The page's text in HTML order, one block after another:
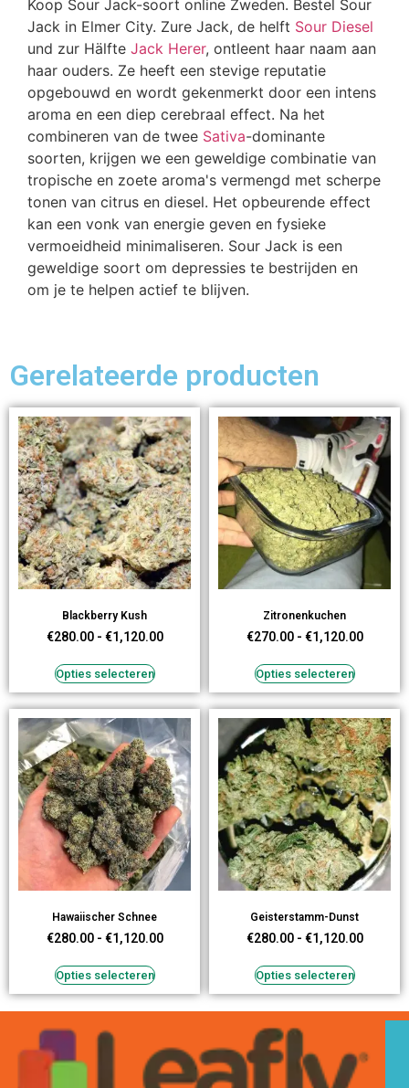
Koop Sour Jack-soort online Zweden. Bestel Sour
Jack in Elmer City. Zure Jack, de helft Sour Diesel
und zur Hälfte Jack Herer, ontleent haar naam aan
haar ouders. Ze heeft een stevige reputatie
opgebouwd en wordt gekenmerkt door een intens
aroma en een diep cerebraal effect. Na het
combineren van de twee Sativa-dominante
soorten, krijgen we een geweldige combinatie van
tropische en zoete aroma's vermengd met scherpe
tonen van citrus en diesel. Het opbeurende effect
kan een vonk van energie geven en fysieke
vermoeidheid minimaliseren. Sour Jack is een
geweldige soort om depressies te bestrijden en
om je te helpen actief te blijven.
Gerelateerde producten
Blackberry Kush
€280.00 - €1,120.00
Opties selecteren
Zitronenkuchen
€270.00 - €1,120.00
Opties selecteren
Hawaiischer Schnee
€280.00 - €1,120.00
Opties selecteren
Geisterstamm-Dunst
€280.00 - €1,120.00
Opties selecteren